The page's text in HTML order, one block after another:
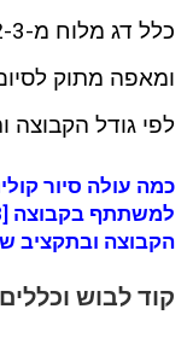
ומאפה מתוק
לפי גודל הקבוצה
הקבוצה ובתקציב
קוד לבוש וכללים